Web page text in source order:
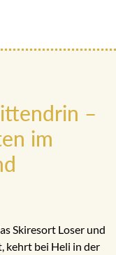
–
im
Skiresort Loser und
kehrt bei Heli in der